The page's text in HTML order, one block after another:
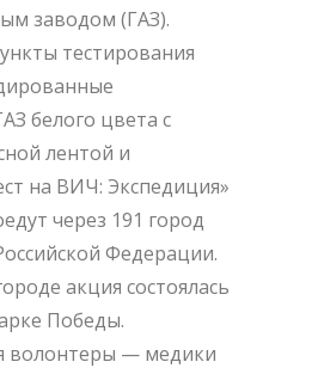
заводом (ГАЗ).
тестирования
белого цвета с
лентой и
на ВИЧ: Экспедиция»
через 191 город
Федерации.
акция состоялась
Победы.
волонтеры — медики